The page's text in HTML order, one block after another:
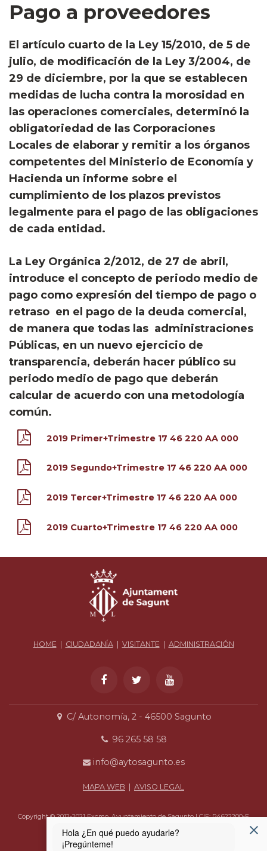
Pago a proveedores
El artículo cuarto de la Ley 15/2010, de 5 de
julio, de modificación de la Ley 3/2004, de
29 de diciembre, por la que se establecen
medidas de lucha contra la morosidad en
las operaciones comerciales, determinó la
obligatoriedad de las Corporaciones
Locales de elaborar y remitir a los órganos
competentes del Ministerio de Economía y
Hacienda un informe sobre el
cumplimiento de los plazos previstos
legalmente para el pago de las obligaciones
de cada entidad.​
La Ley Orgánica 2/2012, de 27 de abril,
introduce el concepto de periodo medio de
pago como expresión del tiempo de pago o
retraso en el pago de la deuda comercial,
de manera que todas las administraciones
Públicas, en un nuevo ejercicio de
transparencia, deberán hacer público su
periodo medio de pago que deberán
calcular de acuerdo con una metodología
común.
2019 Primer+Trimestre 17 46 220 AA 000
2019 Segundo+Trimestre 17 46 220 AA 000
2019 Tercer+Trimestre 17 46 220 AA 000
2019 Cuarto+Trimestre 17 46 220 AA 000
HOME| CIUDADANÍA| VISITANTE| ADMINISTRACIÓN
C/ Autonomía, 2 - 46500 Sagunto
96 265 58 58
info@aytosagunto.es
MAPA WEB AVISO LEGAL
Copyright © 2012-2021 Excmo. Ayuntamiento de Sagunto | CIF: P4622200-F